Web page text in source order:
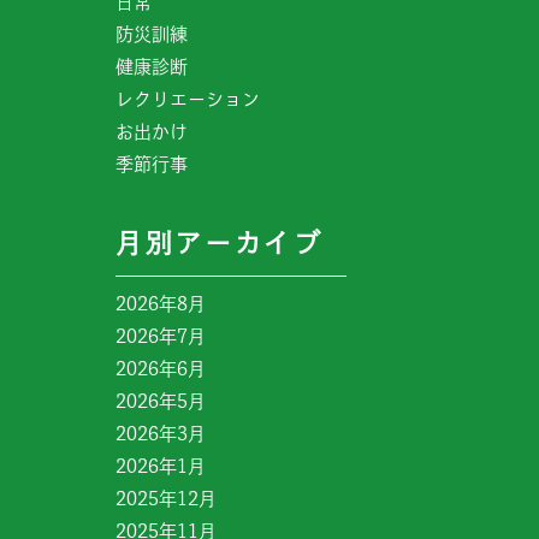
防災訓練
健康診断
レクリエーション
お出かけ
季節行事
月別アーカイブ
2026年8月
2026年7月
2026年6月
2026年5月
2026年3月
2026年1月
2025年12月
2025年11月